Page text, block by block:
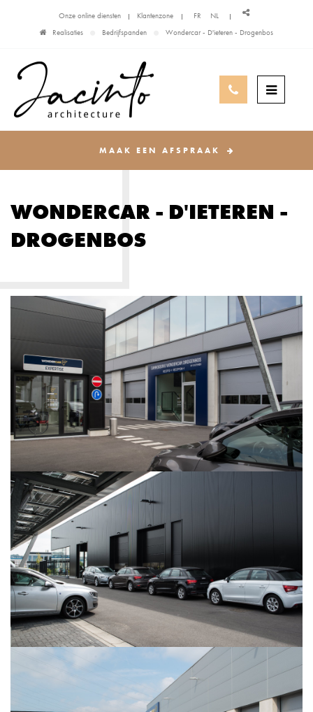
Onze online diensten Klantenzone FR
NL
Realisaties
Bedrijfspanden Wondercar - D'ieteren - Drogenbos
MAAK EEN AFSPRAAK
WONDERCAR - D'IETEREN -
DROGENBOS